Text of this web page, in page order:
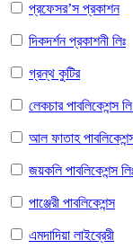
প্রফেসর’স প্রকাশন
দিকদর্শন প্রকাশনী লিঃ
গ্রন্থ কুটির
লেকচার পাবলিকেশন্স
আল ফাতাহ
জয়কলি পাবলিকেশন্স
পাঞ্জেরী পাবলিকেশন্স
এমদাদিয়া লাইব্রেরী